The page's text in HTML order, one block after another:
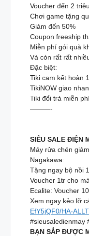
Voucher đến 2 triệu
Chơi game tặng
Giảm đến 50%
Coupon freeship
Miễn phí gói quà
Và còn rất rất
Đặc biệt:
Tiki cam kết hoàn
TikiNOW giao
Tiki đổi trả miễn
———-
SIÊU SALE ĐIỆN
️Máy rửa chén
Nagakawa:
Tặng ngay bộ nồi
Voucher 1tr cho
Ecalite: Voucher
Xem ngay kẻo lỡ
EfY5jQF0/HA-
#sieusaledienmay
BẠN SẮP ĐƯỢC